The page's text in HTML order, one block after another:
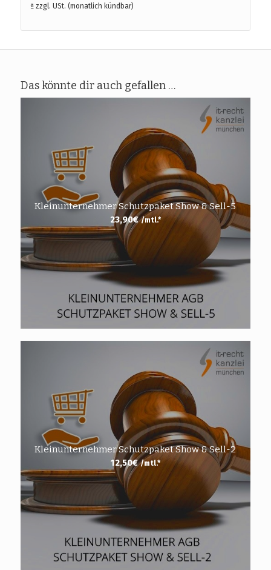
ª zzgl. USt. (monatlich kündbar)
Das könnte dir auch gefallen …
Kleinunternehmer Schutzpaket Show & Sell-5
23,90€ /mtl.*
Kleinunternehmer Schutzpaket Show & Sell-2
12,50€ /mtl.*